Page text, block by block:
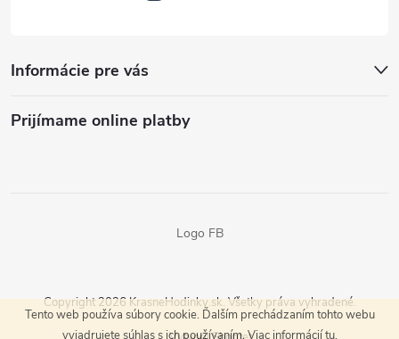
Tento web používa súbory cookie. Ďalším prechádzaním tohto webu
vyjadrujete súhlas s ich používaním. Viac informáciítu.
Informácie pre vás
Prijímame online platby
Logo FB
Copyright 2026 KrasneHodinky.sk. Všetky práva vyhradené.